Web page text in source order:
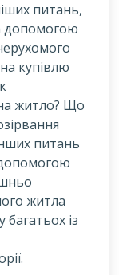
питань,
допомогою
купівлю
житло? Що
питань
житла
із